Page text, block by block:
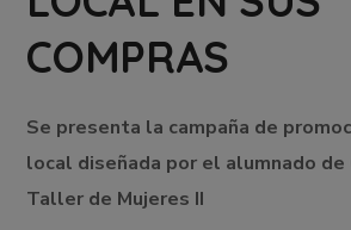
COMPRAS
Se presenta la campaña de
local diseñada por el alumnado de
Taller de Mujeres II